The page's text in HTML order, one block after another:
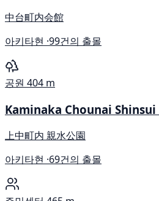
中台町内会館
아키타현 ·99건의 출몰
공원 404 m
Kaminaka Chounai Shinsui
上中町内 親水公園
아키타현 ·69건의 출몰